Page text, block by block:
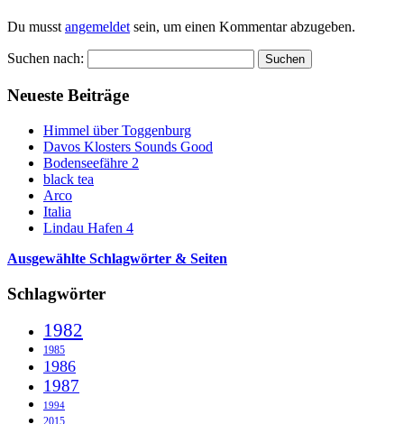
Du musstangemeldetsein, um einen Kommentar abzugeben.
Suchen nach:
Neueste Beiträge
Himmel über Toggenburg
Davos Klosters Sounds Good
Bodenseefähre 2
black tea
Arco
Italia
Lindau Hafen 4
Ausgewählte Schlagwörter & Seiten
Schlagwörter
1982
1985
1986
1987
1994